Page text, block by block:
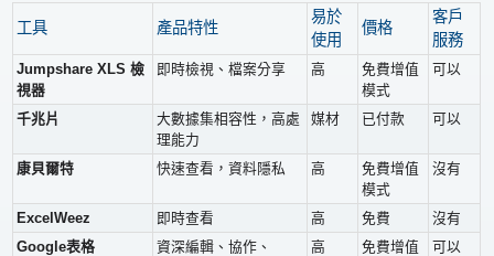
工具 產品特性
易於
使用
價格
客戶
服務
Jumpshare XLS 檢
視器
即時檢視、檔案分享 高
免費增值
模式
可以
千兆片
大數據集相容性，高處
理能力
媒材 已付款 可以
康貝爾特 快速查看，資料隱私 高
免費增值
模式
沒有
ExcelWeez 即時查看 高 免費
沒有
Google表格
資深編輯、協作、
高
免費增值
可以